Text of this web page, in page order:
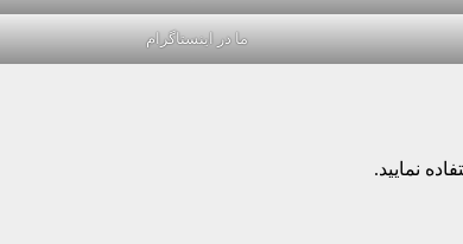
ما در اینستاگرام
نمایید.